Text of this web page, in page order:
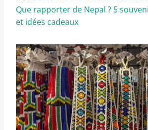
Que rapporter de Nepal ? 5
et idées cadeaux